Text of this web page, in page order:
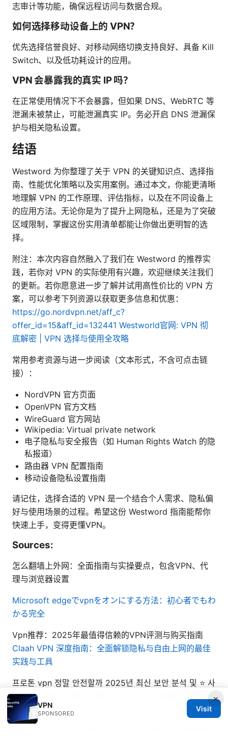
志审计等功能，确保远程访问与数据合规。
如何选择移动设备上的 VPN？
优先选择信誉良好、对移动网络切换支持良好、具备 Kill
Switch、以及低功耗设计的应用。
VPN 会暴露我的真实 IP 吗？
在正常使用情况下不会暴露，但如果 DNS、WebRTC 等
泄漏未被禁止，可能泄漏真实 IP。务必开启 DNS 泄漏保
护与相关隐私设置。
结语
Westword 为你整理了关于 VPN 的关键知识点、选择指
南、性能优化策略以及实用案例。通过本文，你能更清晰
地理解 VPN 的工作原理、评估指标，以及在不同设备上
的应用方法。无论你是为了提升上网隐私，还是为了突破
区域限制，掌握这份实用清单都能让你做出更明智的选
择。
附注：本次内容自然融入了我们在 Westword 的推荐实
践，若你对 VPN 的实际使用有兴趣，欢迎继续关注我们
的更新。若你愿意进一步了解并试用高性价比的 VPN 方
案，可以参考下列资源以获取更多信息和优惠：
https://go.nordvpn.net/aff_c?
offer_id=15&aff_id=132441 Westworld官网: VPN 彻
底解密 | VPN 选择与使用全攻略
常用参考资源与进一步阅读（文本形式，不含可点击链
接）：
NordVPN 官方页面
OpenVPN 官方文档
WireGuard 官方网站
Wikipedia: Virtual private network
电子隐私与安全报告（如 Human Rights Watch 的隐
私报道）
路由器 VPN 配置指南
移动设备隐私设置指南
请记住，选择合适的 VPN 是一个结合个人需求、隐私偏
好与使用场景的过程。希望这份 Westword 指南能帮你
快速上手，变得更懂VPN。
Sources:
怎么翻墙上外网：全面指南与实操要点，包含VPN、代
理与浏览器设置
Microsoft edgeでvpnをオンにする方法：初心者でもわ
かる完全
Vpn推荐：2025年最值得信赖的VPN评测与购买指南
Claah VPN 深度指南：全面解锁隐私与自由上网的最佳
实践与工具
프로톤 vpn 정말 안전할까 2025년 최신 보안 분석 및 ⭐ 사
용 비교와 실전 가이드: 보안 기능, 속도, 스트리밍 우회 및
멀티 홉 설정 팁
×
VPN
SPONSORED
Visit